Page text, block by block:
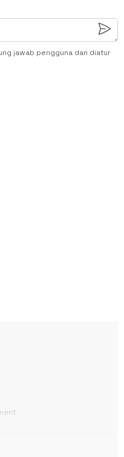
jawab pengguna dan diatur